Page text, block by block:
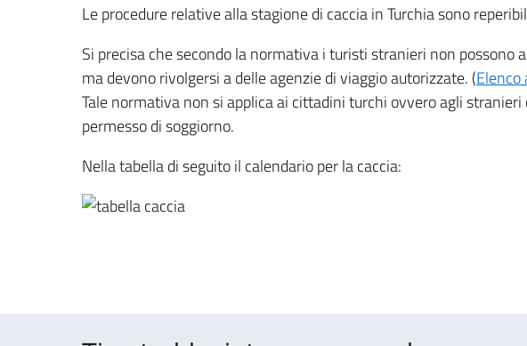
Le procedure relative alla stagione di caccia in Turchia sono
Si precisa che secondo la normativa i turisti stranieri non possono
ma devono rivolgersi a delle agenzie di viaggio autorizzate. (Elenco
Tale normativa non si applica ai cittadini turchi ovvero agli
permesso di soggiorno.
Nella tabella di seguito il calendario per la caccia: